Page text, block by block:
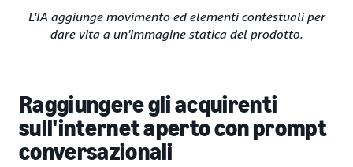
L'IA aggiunge movimento ed elementi contestuali per
dare vita a un'immagine statica del prodotto.
Raggiungere gli acquirenti
sull'internet aperto con prompt
conversazionali